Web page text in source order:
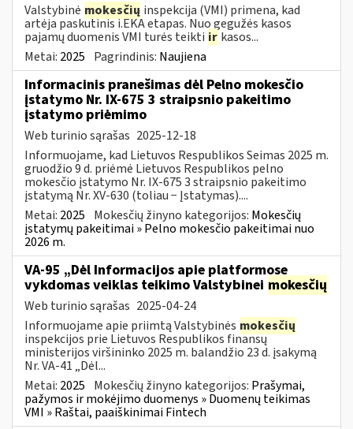
Valstybinė mokesčių inspekcija (VMI) primena, kad
artėja paskutinis i.EKA etapas. Nuo gegužės kasos
pajamų duomenis VMI turės teikti ir kasos...
Metai: 2025 Pagrindinis: Naujiena
Informacinis pranešimas dėl Pelno mokesčio
įstatymo Nr. IX-675 3 straipsnio pakeitimo
įstatymo priėmimo
Web turinio sąrašas 2025-12-18
Informuojame, kad Lietuvos Respublikos Seimas 2025 m.
gruodžio 9 d. priėmė Lietuvos Respublikos pelno
mokesčio įstatymo Nr. IX-675 3 straipsnio pakeitimo
įstatymą Nr. XV-630 (toliau − Įstatymas)....
Metai: 2025 Mokesčių žinyno kategorijos: Mokesčių
įstatymų pakeitimai » Pelno mokesčio pakeitimai nuo
2026 m.
VA-95 „Dėl Informacijos apie platformose
vykdomas veiklas teikimo Valstybinei mokesčių
Web turinio sąrašas 2025-04-24
Informuojame apie priimtą Valstybinės mokesčių
inspekcijos prie Lietuvos Respublikos finansų
ministerijos viršininko 2025 m. balandžio 23 d. įsakymą
Nr. VA-41 „Dėl...
Metai: 2025 Mokesčių žinyno kategorijos: Prašymai,
pažymos ir mokėjimo duomenys » Duomenų teikimas
VMI » Raštai, paaiškinimai Fintech